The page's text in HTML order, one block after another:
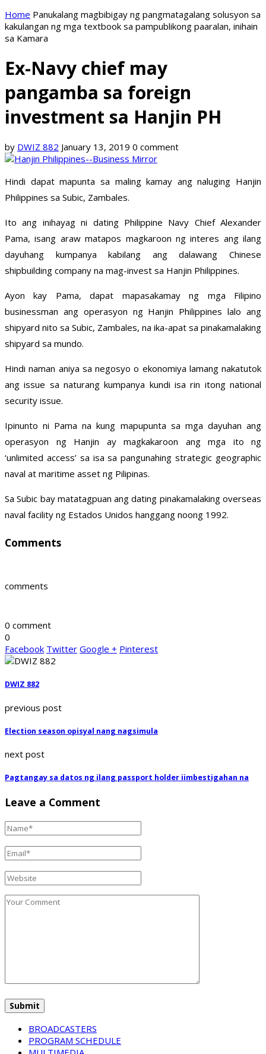
Home Panukalang magbibigay ng pangmatagalang solusyon sa
kakulangan ng mga textbook sa pampublikong paaralan, inihain
sa Kamara
Ex-Navy chief may
pangamba sa foreign
investment sa Hanjin PH
by DWIZ 882 January 13, 2019 0 comment
Hindi dapat mapunta sa maling kamay ang naluging Hanjin
Philippines sa Subic, Zambales.
Ito ang inihayag ni dating Philippine Navy Chief Alexander
Pama, isang araw matapos magkaroon ng interes ang ilang
dayuhang kumpanya kabilang ang dalawang Chinese
shipbuilding company na mag-invest sa Hanjin Philippines.
Ayon kay Pama, dapat mapasakamay ng mga Filipino
businessman ang operasyon ng Hanjin Philippines lalo ang
shipyard nito sa Subic, Zambales, na ika-apat sa pinakamalaking
shipyard sa mundo.
Hindi naman aniya sa negosyo o ekonomiya lamang nakatutok
ang issue sa naturang kumpanya kundi isa rin itong national
security issue.
Ipinunto ni Pama na kung mapupunta sa mga dayuhan ang
operasyon ng Hanjin ay magkakaroon ang mga ito ng
‘unlimited access’ sa isa sa pangunahing strategic geographic
naval at maritime asset ng Pilipinas.
Sa Subic bay matatagpuan ang dating pinakamalaking overseas
naval facility ng Estados Unidos hanggang noong 1992.
Comments
comments
0 comment
0
Facebook Twitter Google + Pinterest
DWIZ 882
previous post
Election season opisyal nang nagsimula
next post
Pagtangay sa datos ng ilang passport holder iimbestigahan na
Leave a Comment
BROADCASTERS
PROGRAM SCHEDULE